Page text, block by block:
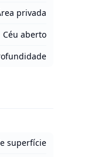
privada
Céu aberto
superfície